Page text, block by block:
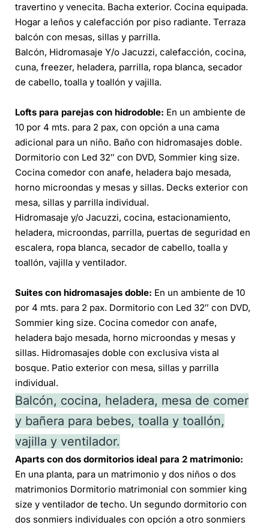
travertino y venecita. Bacha exterior. Cocina equipada.
Hogar a leños y calefacción por piso radiante. Terraza
balcón con mesas, sillas y parrilla.
Balcón, Hidromasaje Y/o Jacuzzi, calefacción, cocina,
cuna, freezer, heladera, parrilla, ropa blanca, secador
de cabello, toalla y toallón y vajilla.
Lofts para parejas con hidrodoble: En un ambiente de
10 por 4 mts. para 2 pax, con opción a una cama
adicional para un niño. Baño con hidromasajes doble.
Dormitorio con Led 32″ con DVD, Sommier king size.
Cocina comedor con anafe, heladera bajo mesada,
horno microondas y mesas y sillas. Decks exterior con
mesa, sillas y parrilla individual.
Hidromasaje y/o Jacuzzi, cocina, estacionamiento,
heladera, microondas, parrilla, puertas de seguridad en
escalera, ropa blanca, secador de cabello, toalla y
toallón, vajilla y ventilador.
Suites con hidromasajes doble: En un ambiente de 10
por 4 mts. para 2 pax. Dormitorio con Led 32″ con DVD,
Sommier king size. Cocina comedor con anafe,
heladera bajo mesada, horno microondas y mesas y
sillas. Hidromasajes doble con exclusiva vista al
bosque. Patio exterior con mesa, sillas y parrilla
individual.
Balcón, cocina, heladera, mesa de comer
y bañera para bebes, toalla y toallón,
vajilla y ventilador.
Aparts con dos dormitorios ideal para 2 matrimonio:
En una planta, para un matrimonio y dos niños o dos
matrimonios Dormitorio matrimonial con sommier king
size y ventilador de techo. Un segundo dormitorio con
dos sonmiers individuales con opción a otro sonmiers